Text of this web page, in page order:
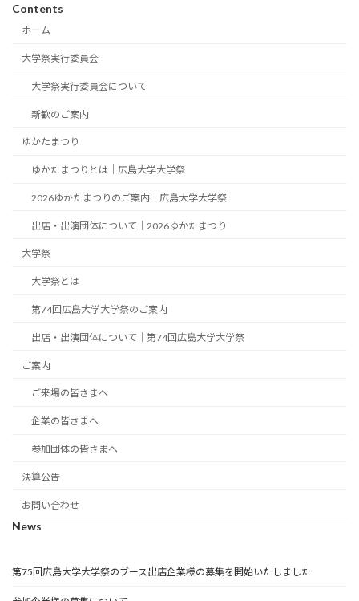
Contents
ホーム
大学祭実行委員会
大学祭実行委員会について
新歓のご案内
ゆかたまつり
ゆかたまつりとは｜広島大学大学祭
2026ゆかたまつりのご案内｜広島大学大学祭
出店・出演団体について｜2026ゆかたまつり
大学祭
大学祭とは
第74回広島大学大学祭のご案内
出店・出演団体について｜第74回広島大学大学祭
ご案内
ご来場の皆さまへ
企業の皆さまへ
参加団体の皆さまへ
決算公告
お問い合わせ
News
第75回広島大学大学祭のブース出店企業様の募集を開始いたしました